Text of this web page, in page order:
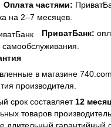
Оплата частями:
на 2–7 месяцев.
ПриватБанк:
в магазине
производителя.
срок составляет 12
товаров
длительный гарантийный